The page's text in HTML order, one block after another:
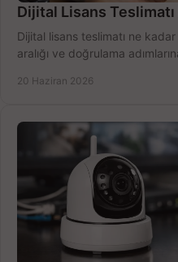
Dijital Lisans
Dijital lisans teslimatı ne
aralığı ve doğrulama
20 Haziran 2026